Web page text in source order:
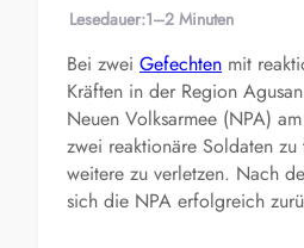
Lesedauer:1–2 Minuten
Bei zwei Gefechten mit
Kräften in der Region
Neuen Volksarmee (NPA)
zwei reaktionäre Soldaten
weitere zu verletzen. Nach
sich die NPA erfolgreich